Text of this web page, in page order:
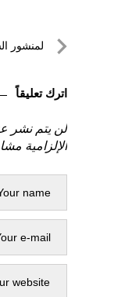
تصفّح
لمنشور
السابق
اترك تعليقاً
لن يتم نشر
الإلزامية